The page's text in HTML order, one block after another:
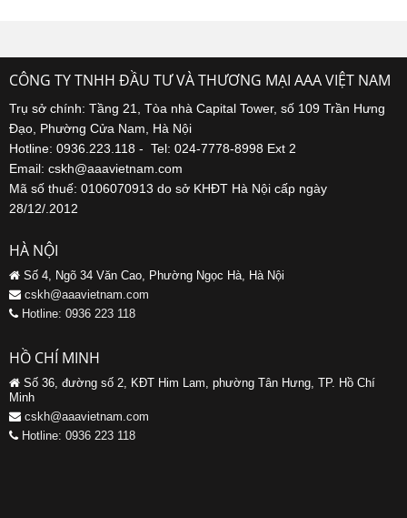
CÔNG TY TNHH ĐẦU TƯ VÀ THƯƠNG MẠI AAA VIỆT NAM
Trụ sở chính: Tầng 21, Tòa nhà Capital Tower, số 109 Trần Hưng
Đạo, Phường Cửa Nam, Hà Nội
Hotline: 0936.223.118 - Tel: 024-7778-8998 Ext 2
Email: cskh@aaavietnam.com
Mã số thuế: 0106070913 do sở KHĐT Hà Nội cấp ngày
28/12/.2012
HÀ NỘI
Số 4, Ngõ 34 Văn Cao, Phường Ngọc Hà, Hà Nội
cskh@aaavietnam.com
Hotline: 0936 223 118
HỒ CHÍ MINH
Số 36, đường số 2, KĐT Him Lam, phường Tân Hưng, TP. Hồ Chí
Minh
cskh@aaavietnam.com
Hotline: 0936 223 118